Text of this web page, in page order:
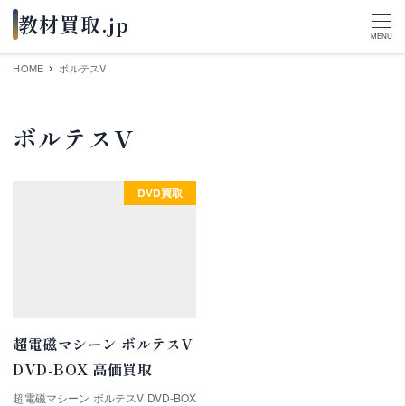
MENU
HOME ボルテスV
ボルテスV
DVD買取
超電磁マシーン ボルテスV
DVD-BOX 高価買取
超電磁マシーン ボルテスV DVD-BOX